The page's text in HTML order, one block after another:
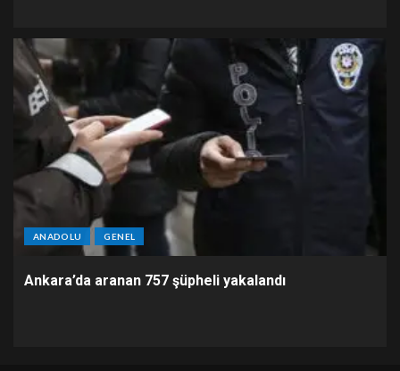
ANADOLU GENEL
Ankara’da aranan 757 şüpheli yakalandı